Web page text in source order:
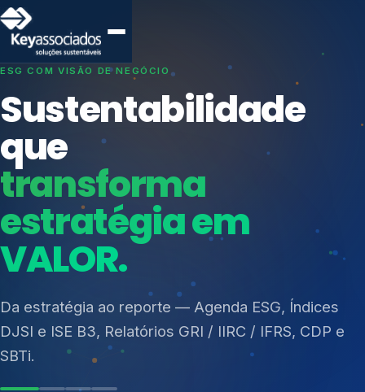
SISTEMAS DE GESTÃO OTIMIZADOS E INTEGRADOS
Conformidade que
protege seu
negócio.
Consultoria, auditoria e treinamentos em ISO 27001,
ISO 27701, ISO 42001, ISO 37001, ISO 9001, ISO
14001, ISO 45001, ONA e PNQ — Gestão de
resíduos sólidos (PGRS/PMGRS).
Índices de Mercado
Mudanças Climáticas
Reputação e Cadeia
Reporte Regulatório